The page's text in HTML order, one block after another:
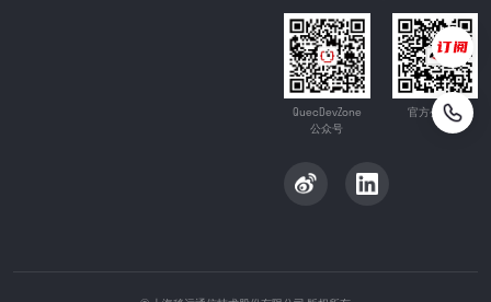
QuecDevZone
公众号
官方公众号